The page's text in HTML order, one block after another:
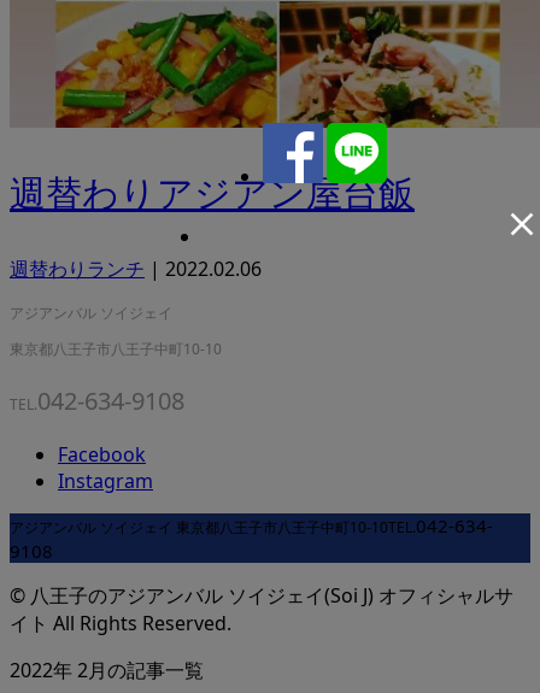
週替わりアジアン屋台飯
週替わりランチ | 2022.02.06
アジアンバル ソイジェイ
東京都八王子市八王子中町10-10
TEL.042-634-9108
Facebook
Instagram
アジアンバル ソイジェイ 東京都八王子市八王子中町10-10TEL.042-634-
9108
© 八王子のアジアンバル ソイジェイ(Soi J) オフィシャルサ
イト All Rights Reserved.
2022年 2月の記事一覧